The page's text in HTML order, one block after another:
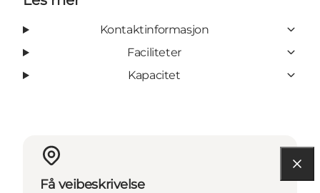
Kontaktinformasjon
Faciliteter
Kapacitet
Få veibeskrivelse